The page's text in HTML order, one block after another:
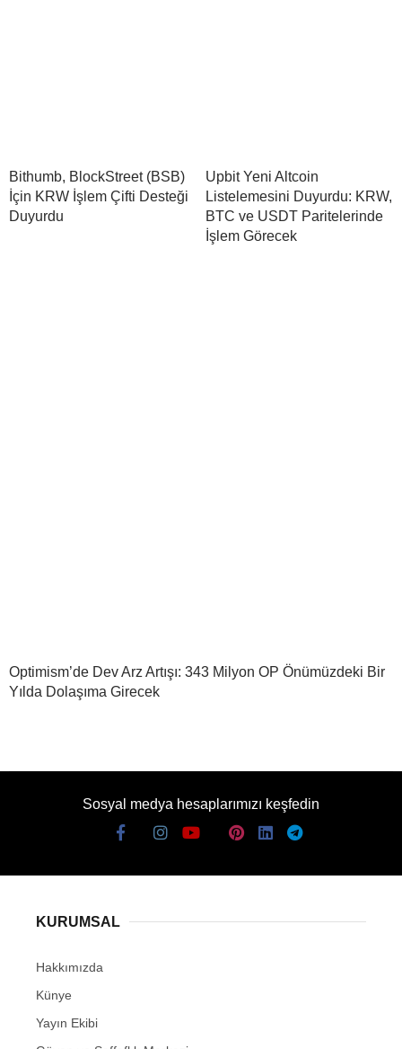
Bithumb, BlockStreet (BSB)
İçin KRW İşlem Çifti Desteği
Duyurdu
Upbit Yeni Altcoin
Listelemesini Duyurdu: KRW,
BTC ve USDT Paritelerinde
İşlem Görecek
Optimism’de Dev Arz Artışı: 343 Milyon OP Önümüzdeki Bir
Yılda Dolaşıma Girecek
Sosyal medya hesaplarımızı keşfedin
KURUMSAL
Hakkımızda
Künye
Yayın Ekibi